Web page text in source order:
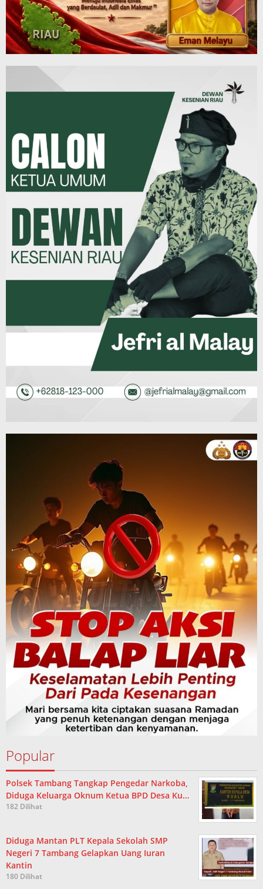
Popular
Polsek Tambang Tangkap Pengedar Narkoba,
Diduga Keluarga Oknum Ketua BPD Desa Ku…
182 Dilihat
Diduga Mantan PLT Kepala Sekolah SMP
Negeri 7 Tambang Gelapkan Uang Iuran
Kantin
180 Dilihat